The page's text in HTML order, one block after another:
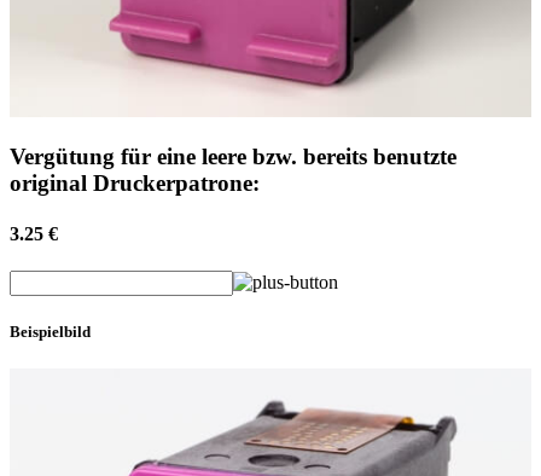
Vergütung für eine leere bzw. bereits benutzte
original Druckerpatrone:
3.25 €
Beispielbild